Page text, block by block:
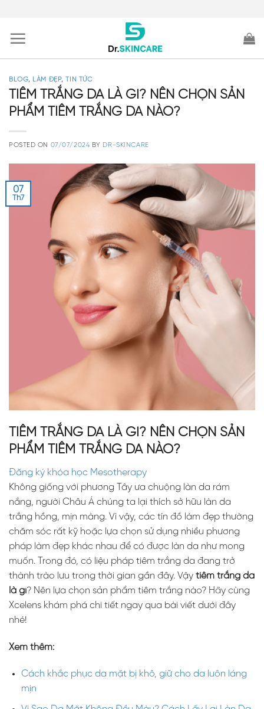
content
BLOG, LÀM ĐẸP,TIN TỨC
TIÊM TRẮNG DA LÀ GÌ? NÊN CHỌN SẢN
PHẨM TIÊM TRẮNG DA NÀO?
POSTED ON 07/07/2024 BY DR-SKINCARE
07
Th7
TIÊM TRẮNG DA LÀ GÌ? NÊN CHỌN SẢN
PHẨM TIÊM TRẮNG DA NÀO?
Đăng ký khóa học Mesotherapy
Không giống với phương Tây ưa chuộng làn da rám
nắng, người Châu Á chúng ta lại thích sở hữu làn da
trắng hồng, mịn màng. Vì vậy, các tín đồ làm đẹp thường
chăm sóc rất kỹ hoặc lựa chọn sử dụng nhiều phương
pháp làm đẹp khác nhau để có được làn da như mong
muốn. Trong đó, có liệu pháp tiêm trắng da đang trở
thành trào lưu trong thời gian gần đây. Vậy tiêm trắng da
là gì? Nên lựa chọn sản phẩm tiêm trắng nào? Hãy cùng
Xcelens khám phá chi tiết ngay qua bài viết dưới đây
nhé!
Xem thêm:
Cách khắc phục da mặt bị khô, giữ cho da luôn láng
mịn